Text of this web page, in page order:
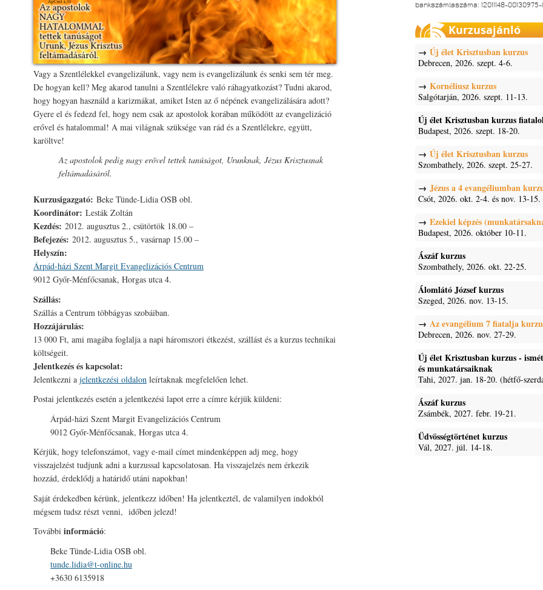
Vagy a Szentlélekkel evangelizálunk, vagy nem is evangelizálunk és senki sem tér meg.
De hogyan kell? Meg akarod tanulni a Szentlélekre való ráhagyatkozást? Tudni akarod,
hogy hogyan használd a karizmákat, amiket Isten az ő népének evangelizálására adott?
Gyere el és fedezd fel, hogy nem csak az apostolok korában működött az evangelizáció
erővel és hatalommal! A mai világnak szüksége van rád és a Szentlélekre, együtt,
karöltve!
Az apostolok pedig nagy erővel tettek tanúságot, Urunknak, Jézus Krisztusnak
feltámadásáról.
Kurzusigazgató: Beke Tünde-Lidia OSB obl.
Koordinátor: Lesták Zoltán
Kezdés: 2012. augusztus 2., csütörtök 18.00 –
Befejezés: 2012. augusztus 5., vasárnap 15.00 –
Helyszín:
Árpád-házi Szent Margit Evangeli­zációs Centrum
9012 Győr-Ménfőcsanak, Horgas utca 4.
Szállás:
Szállás a Centrum többágyas szobáiban.
Hozzájárulás:
13 000 Ft, ami magába foglalja a napi három­szori étkezést, szállást és a kurzus technikai
költségeit.
Jelentkezés és kapcsolat:
Jelentkezni a jelentkezési oldalon leírtaknak megfelelően lehet.
Postai jelentkezés esetén a jelentkezési lapot erre a címre kérjük küldeni:
Árpád-házi Szent Margit Evangeli­zációs Centrum
9012 Győr-Ménfőcsanak, Horgas utca 4.
Kérjük, hogy telefonszámot, vagy e-mail címet mindenképpen adj meg, hogy
visszajelzést tudjunk adni a kurzussal kapcsolatosan. Ha visszajelzés nem érkezik
hozzád, érdeklődj a határidő utáni napokban!
Saját érdekedben kérünk, jelentkezz időben! Ha jelentkeztél, de valamilyen indokból
mégsem tudsz részt venni, időben jelezd!
További információ:
Beke Tünde-Lidia OSB obl.
tunde.lidia@t-online.hu
+3630 6135918
bankszámlaszáma: 12011148-
Kurzusajánló
Új élet Krisztusban kurzus
Debrecen, 2026. szept. 4-6.
Kornéliusz kurzus
Salgótarján, 2026. szept. 11-13.
Új élet Krisztusban kurzus
Budapest, 2026. szept. 18-20.
Új élet Krisztusban kurzus
Szombathely, 2026. szept. 25-27.
Jézus a 4 evangéliumban
Csót, 2026. okt. 2-4. és nov. 13-15.
Ezekiel képzés
Budapest, 2026. október 10-11.
Ászáf kurzus
Szombathely, 2026. okt. 22-25.
Álomlátó József kurzus
Szeged, 2026. nov. 13-15.
Az evangélium 7 fiatalja
Debrecen, 2026. nov. 27-29.
Új élet Krisztusban kurzus -
és munkatársaiknak
Tahi, 2027. jan. 18-20. (hétfő-
Ászáf kurzus
Zsámbék, 2027. febr. 19-21.
Üdvösségtörténet kurzus
Vál, 2027. júl. 14-18.